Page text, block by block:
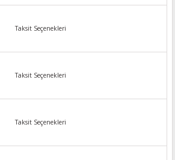
Taksit Seçenekleri
Taksit Seçenekleri
Taksit Seçenekleri